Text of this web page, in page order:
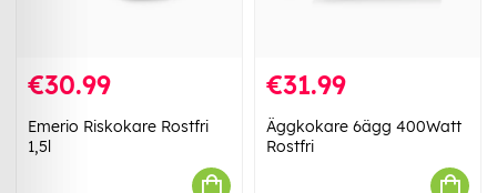
€30.99
Emerio Riskokare Rostfri
1,5l
€31.99
Äggkokare 6ägg 400Watt
Rostfri